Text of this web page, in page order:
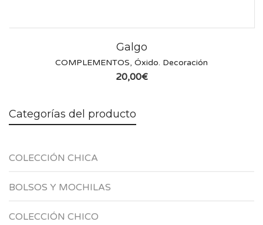
Galgo
COMPLEMENTOS, Óxido. Decoración
20,00€
Categorías del producto
COLECCIÓN CHICA
BOLSOS Y MOCHILAS
COLECCIÓN CHICO